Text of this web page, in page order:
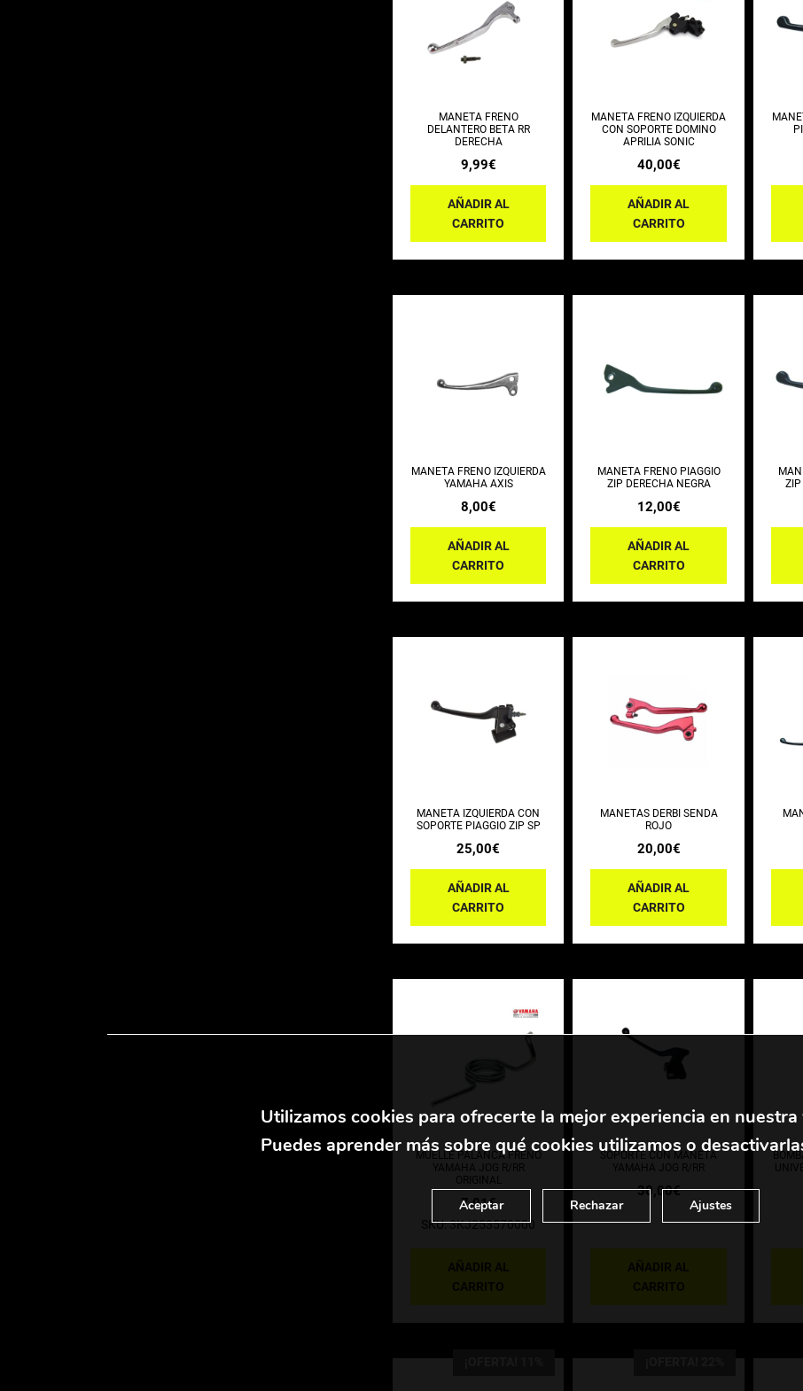
MANETA FRENO
DELANTERO BETA RR
DERECHA
9,99€
AÑADIR AL
CARRITO
MANETA FRENO IZQUIERDA
CON SOPORTE DOMINO
APRILIA SONIC
40,00€
AÑADIR AL
CARRITO
MANETA FRENO IZQUIERDA
YAMAHA AXIS
8,00€
AÑADIR AL
CARRITO
MANETA FRENO PIAGGIO
ZIP DERECHA NEGRA
12,00€
AÑADIR AL
CARRITO
ZIP
MANETA IZQUIERDA CON
SOPORTE PIAGGIO ZIP SP
25,00€
AÑADIR AL
CARRITO
MANETAS DERBI SENDA
ROJO
20,00€
AÑADIR AL
CARRITO
MUELLE PALANCA FRENO
YAMAHA JOG R/RR
ORIGINAL
7,01€
SKU: 3KJ253570000
SOPORTE CON MANETA
YAMAHA JOG R/RR
30,00€
Utilizamos cookies para ofrecerte la mejor experiencia en nuestra
Puedes aprender más sobre qué cookies utilizamos o
Aceptar Rechazar Ajustes